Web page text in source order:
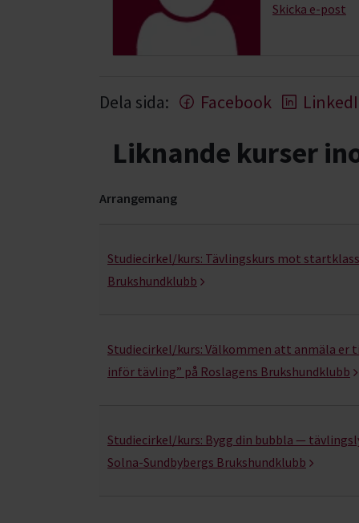
Skicka e-post
Dela sida: Facebook
Liknande kurser
Arrangemang
Studiecirkel/kurs: Tävlingskurs mot
Brukshundklubb
Studiecirkel/kurs: Välkommen att anmäla er
inför tävling” på Roslagens Brukshundklubb
Studiecirkel/kurs: Bygg din bubbla —
Solna-Sundbybergs Brukshundklubb